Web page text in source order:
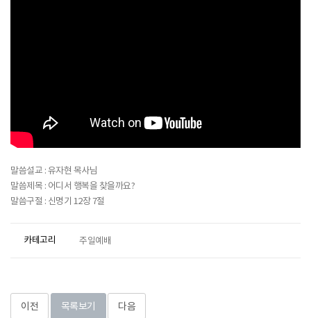
말씀설교 : 유자현 목사님
말씀제목 : 어디서 행복을 찾을까요?
말씀구절 : 신명기 12장 7절
카테고리 주일예배
이전 목록보기 다음